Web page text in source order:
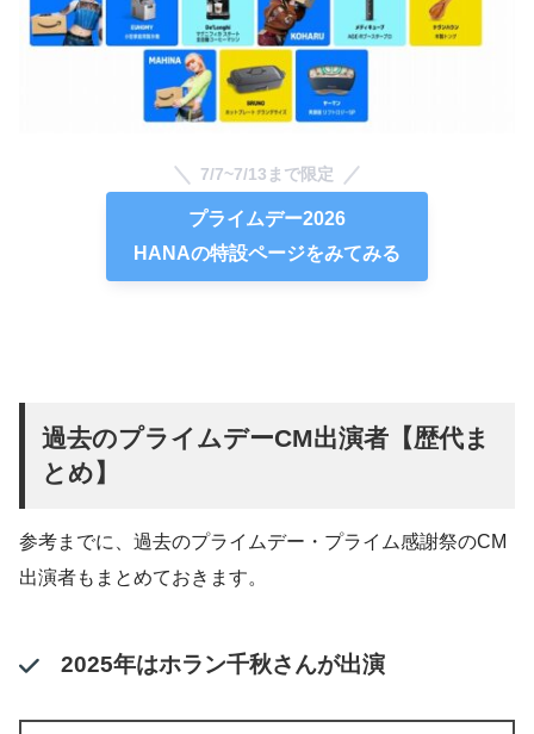
7/7~7/13まで限定
プライムデー2026
HANAの特設ページをみてみる
過去のプライムデーCM出演者【歴代ま
とめ】
参考までに、過去のプライムデー・プライム感謝祭のCM
出演者もまとめておきます。
2025年はホラン千秋さんが出演